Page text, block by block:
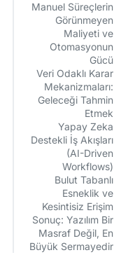
Manuel Süreçlerin
Görünmeyen
Maliyeti ve
Otomasyonun
Gücü
Veri Odaklı Karar
Mekanizmaları:
Geleceği Tahmin
Etmek
Yapay Zeka
Destekli İş Akışları
(AI-Driven
Workflows)
Bulut Tabanlı
Esneklik ve
Kesintisiz Erişim
Sonuç: Yazılım Bir
Masraf Değil, En
Büyük Sermayedir